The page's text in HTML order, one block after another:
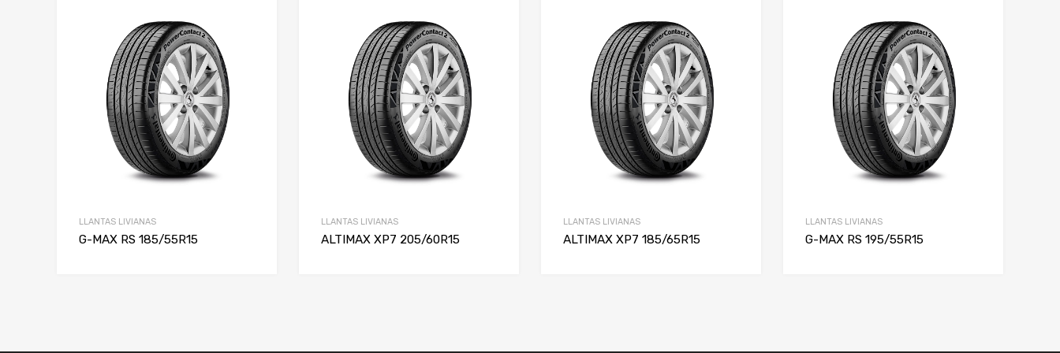
LLANTAS LIVIANAS
G-MAX RS 185/55R15
LLANTAS LIVIANAS
ALTIMAX XP7 205/60R15
LLANTAS LIVIANAS
ALTIMAX XP7 185/65R15
LLANTAS LIVIANAS
G-MAX RS 195/55R15